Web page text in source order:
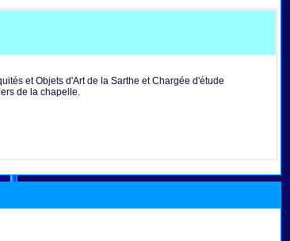
et Objets d'Art de la Sarthe et Chargée d'étude
de la chapelle.